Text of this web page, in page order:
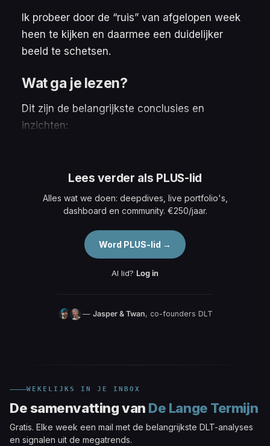
Ik probeer door de “ruis” van afgelopen week
heen te kijken en daarmee een duidelijker
beeld te schetsen.
Wat ga je lezen?
Dit zijn de belangrijkste conclusies en
inzichten:
Lees verder als PLUS-lid
Alles wat we doen: deepdives, live portfolio's,
dashboard en community. €250/jaar.
Word PLUS-lid →
Al lid? Log in
— Jasper & Twan, co-founders DLT
WEKELIJKS IN JE INBOX
De samenvatting van De Lange Termijn
Gratis. Elke week een mail met de belangrijkste DLT-analyses
en signalen uit de megatrends.